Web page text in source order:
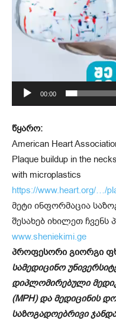
00:00
წყარო:
American Heart
Plaque buildup in the
with microplastics
https://www.heart.org/…/
მეტი ინფორმაცია
შესახებ იხილეთ
www.sheniekimi.ge
პროფესორი გიორგი
სამედიცინო
დიპლომირებული
(MPH) და მედიცინის
საზოგადოებრივი